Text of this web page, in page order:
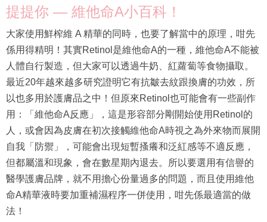
提提你 — 維他命A小百科！
大家使用鮮榨維 A 精華的同時，也要了解當中的原理，咁先
係用得精明！其實Retinol是維他命A的一種，維他命A不能被
人體自行製造，但大家可以透過牛奶、紅蘿蔔等食物攝取。
最近20年越來越多研究證明它有抗皺去紋跟換膚的功效，所
以也多用於護膚品之中！但原來Retinol也可能會有一些副作
用：「維他命A反應」，這是形容部分剛開始使用Retinol的
人，或會因為皮膚在初次接觸維他命A時視之為外來物而展開
自我「防禦」，可能會出現短暫搔癢和泛紅感等不適反應，
但都屬溫和現象，會在數星期內退去。所以要選用有信譽的
醫學護膚品牌，就不用擔心份量過多的問題，而且使用維他
命A精華液時要加重補濕程序一併使用，咁先係最適當的做
法！